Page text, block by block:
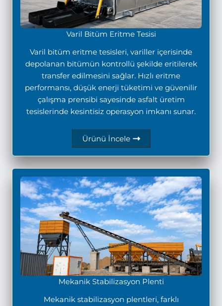
Varil Bitüm Eritme Tesisi
Varil bitüm eritme tesisleri, variller içerisinde
depolanan bitümün kontrollü şekilde eritilerek
transfer edilmesini sağlar. Hızlı eritme
performansı, düşük enerji tüketimi ve güvenilir
çalışma prensibi sayesinde asfalt üretim
tesislerinde kesintisiz operasyon imkanı sunar.
Ürünü İncele
Mekanik Stabilizasyon Plenti
Mekanik stabilizasyon plentleri, farklı